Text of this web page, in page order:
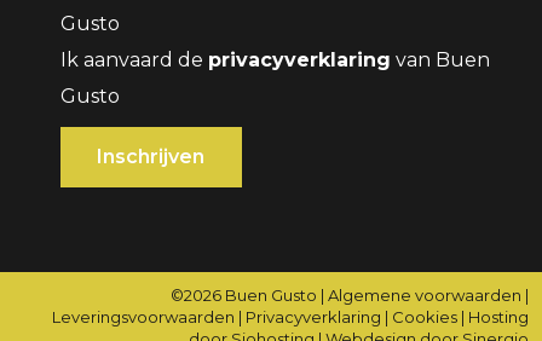
Gusto
Ik aanvaard de privacyverklaring van Buen
Gusto
©2026 Buen Gusto | Algemene voorwaarden |
Leveringsvoorwaarden | Privacyverklaring | Cookies | Hosting